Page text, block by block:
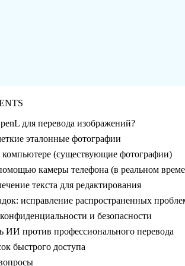
для перевода изображений?
эталонные фотографии
(существующие фотографии)
камеры телефона (в реальном
текста для редактирования
исправление распространенных
и безопасности
ИИ против профессионального перевода
быстрого доступа